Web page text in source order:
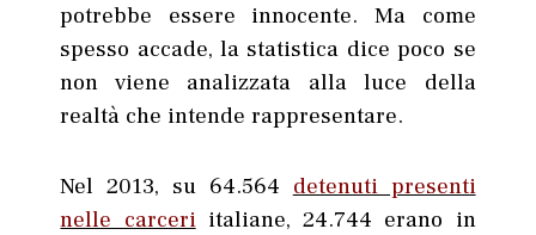
potrebbe essere innocente. Ma come
spesso accade, la statistica dice poco se
non viene analizzata alla luce della
realtà che intende rappresentare.
Nel 2013, su 64.564 detenuti presenti
nelle carceriitaliane, 24.744 erano in